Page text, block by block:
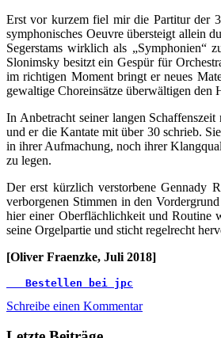
Erst vor kurzem fiel mir die Partitur der
symphonisches Oeuvre übersteigt allein
Segerstams wirklich als „Symphonien“
Slonimsky besitzt ein Gespür für
im richtigen Moment bringt er neues
gewaltige Choreinsätze überwältigen den
In Anbetracht seiner langen
und er die Kantate mit über 30 schrieb.
in ihrer Aufmachung, noch ihrer
zu legen.
Der erst kürzlich verstorbene Gennady
verborgenen Stimmen in den
hier einer Oberflächlichkeit und Routine
seine Orgelpartie und sticht regelrecht
[Oliver Fraenzke, Juli 2018]
Bestellen bei jpc
Schreibe einen Kommentar